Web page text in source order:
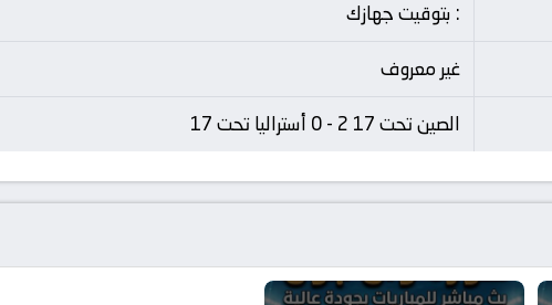
: بتوقيت جهازك
غير معروف
الصين تحت 17 2 - 0 أستراليا تحت 17